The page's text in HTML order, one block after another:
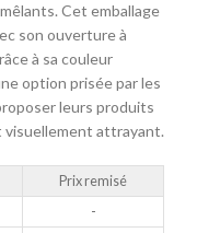
Cet emballage
son ouverture à
à sa couleur
option prisée par les
leurs produits
visuellement attrayant.
Prix remisé
-